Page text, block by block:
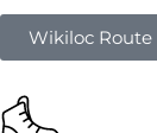
Wikiloc Route